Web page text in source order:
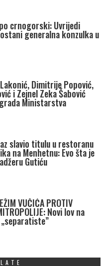
crnogorski: Uvrijedi
generalna konzulka u
Dimitrije Popović,
i Zejnel Zeka Šabović
Ministarstva
slavio titulu u restoranu
na Menhetnu: Evo šta je
Gutiću
VUČIĆA PROTIV
Novi lov na